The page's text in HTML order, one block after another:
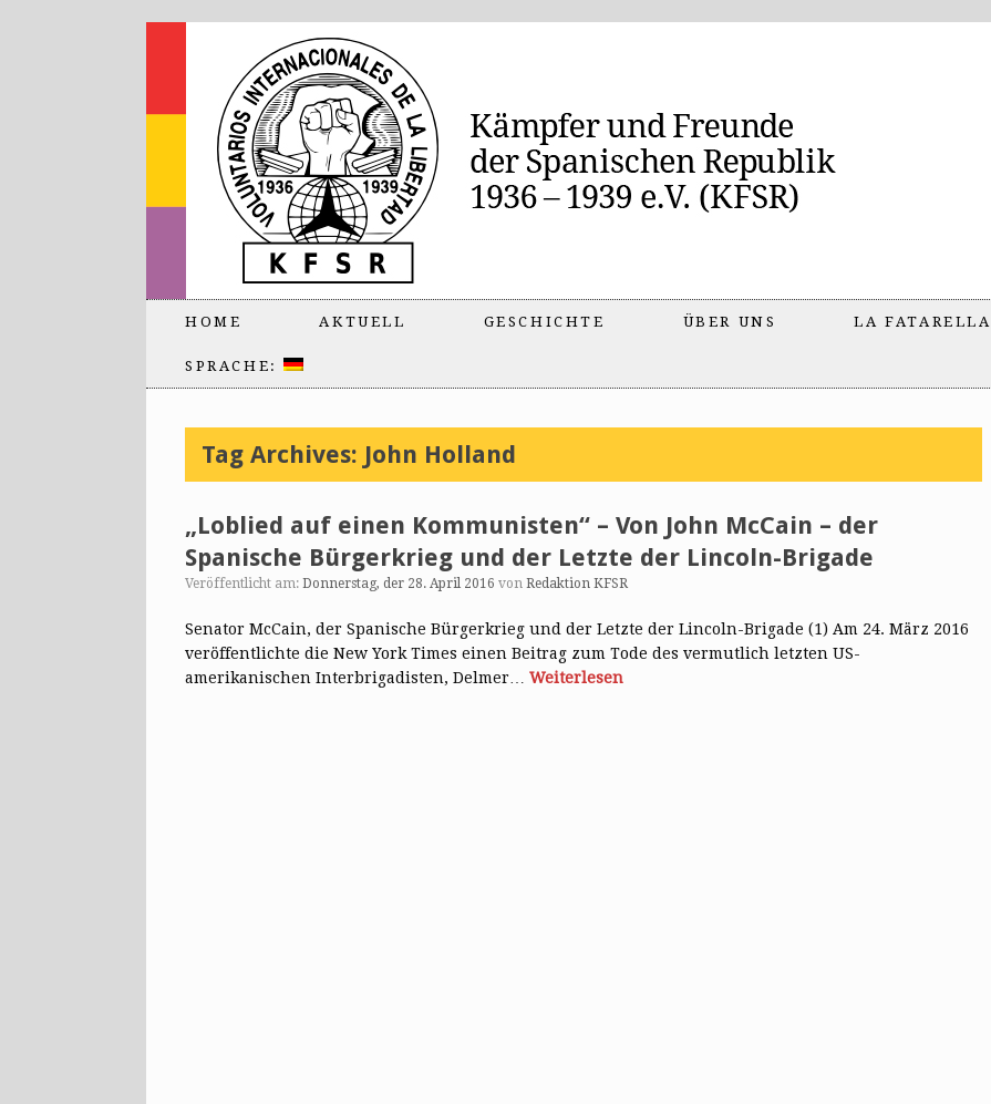
HOME AKTUELL GESCHICHTE ÜBER UNS LA FATARELLA
SPRACHE:
Tag Archives: John Holland
„Loblied auf einen Kommunisten“ – Von John McCain – der
Spanische Bürgerkrieg und der Letzte der Lincoln-Brigade
Veröffentlicht am: Donnerstag, der 28. April 2016 von Redaktion KFSR
Senator McCain, der Spanische Bürgerkrieg und der Letzte der Lincoln-Brigade (1) Am 24. März 2016
veröffentlichte die New York Times einen Beitrag zum Tode des vermutlich letzten US-
amerikanischen Interbrigadisten, Delmer… Weiterlesen